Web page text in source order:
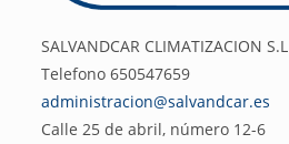
SALVANDCAR CLIMATIZACION S.L
Telefono 650547659
administracion@salvandcar.es
Calle 25 de abril, número 12-6